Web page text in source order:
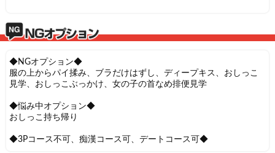
◆NGオプション◆
服の上からパイ揉み、ブラだけはずし、ディープキス、おしっこ
見学、おしっこぶっかけ、女の子の首なめ排便見学
◆悩み中オプション◆
おしっこ持ち帰り
◆3Pコース不可、痴漢コース可、デートコース可◆